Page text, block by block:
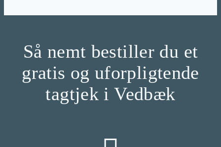
Så nemt bestiller du et
gratis og uforpligtende
tagtjek i Vedbæk